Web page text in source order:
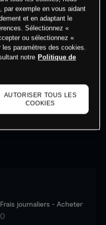
trader
Frais journaliers - Acheter
0
par exemple en vous aidant
et en adaptant le
Sélectionnez «
ou sélectionnez «
les paramètres des cookies.
notre Politique de
AUTORISER TOUS LES
COOKIES